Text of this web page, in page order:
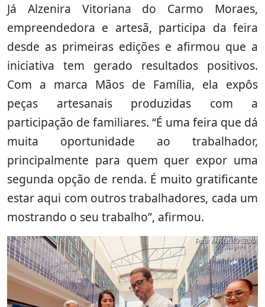
Já Alzenira Vitoriana do Carmo Moraes,
empreendedora e artesã, participa da feira
desde as primeiras edições e afirmou que a
iniciativa tem gerado resultados positivos.
Com a marca Mãos de Família, ela expôs
peças artesanais produzidas com a
participação de familiares. “É uma feira que dá
muita oportunidade ao trabalhador,
principalmente para quem quer expor uma
segunda opção de renda. É muito gratificante
estar aqui com outros trabalhadores, cada um
mostrando o seu trabalho”, afirmou.
Foto: ANTONIO SILVA